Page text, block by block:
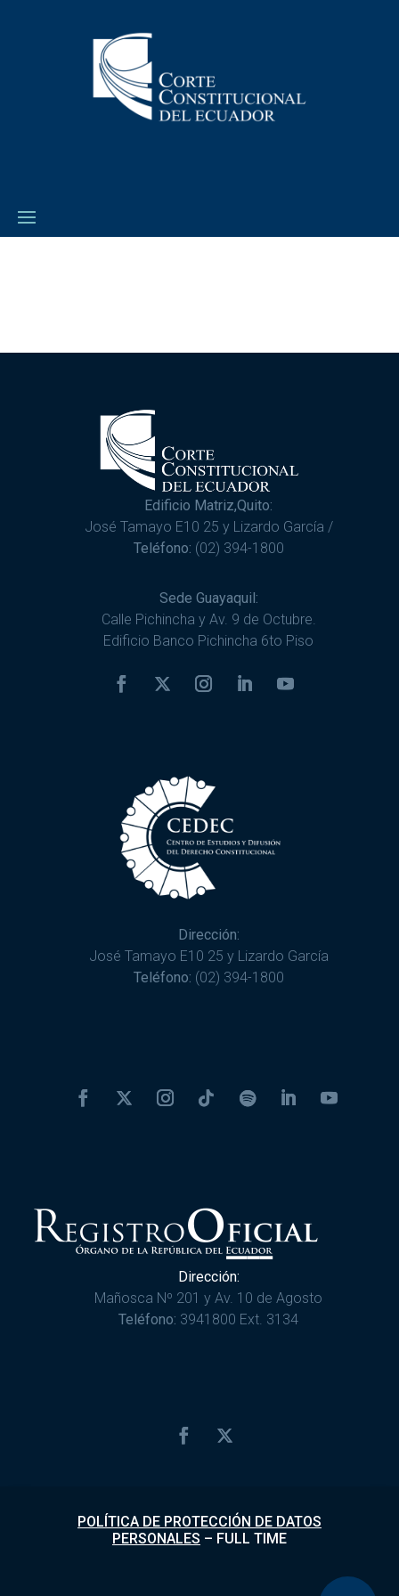
Edificio Matriz,Quito:
José Tamayo E10 25 y Lizardo García /
Teléfono: (02) 394-1800
Sede Guayaquil:
Calle Pichincha y Av. 9 de Octubre.
Edificio Banco Pichincha 6to Piso
Dirección:
José Tamayo E10 25 y Lizardo García
Teléfono: (02) 394-1800
Dirección:
Mañosca Nº 201 y Av. 10 de Agosto
Teléfono: 3941800 Ext. 3134
POLÍTICA DE PROTECCIÓN DE DATOS
PERSONALES – FULL TIME